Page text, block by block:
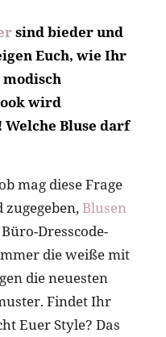
sind bieder und
Euch, wie Ihr
wird
Bluse darf
mag diese Frage
Blusen
Dresscode-
die weiße mit
die neuesten
Findet Ihr
Euer Style? Das